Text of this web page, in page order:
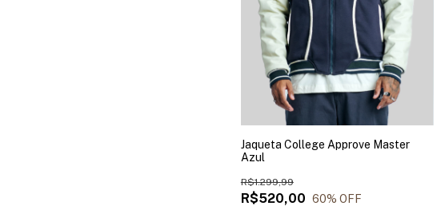
Jaqueta College Approve Master
Azul
R$520,00
R$1.299,99
60% OFF